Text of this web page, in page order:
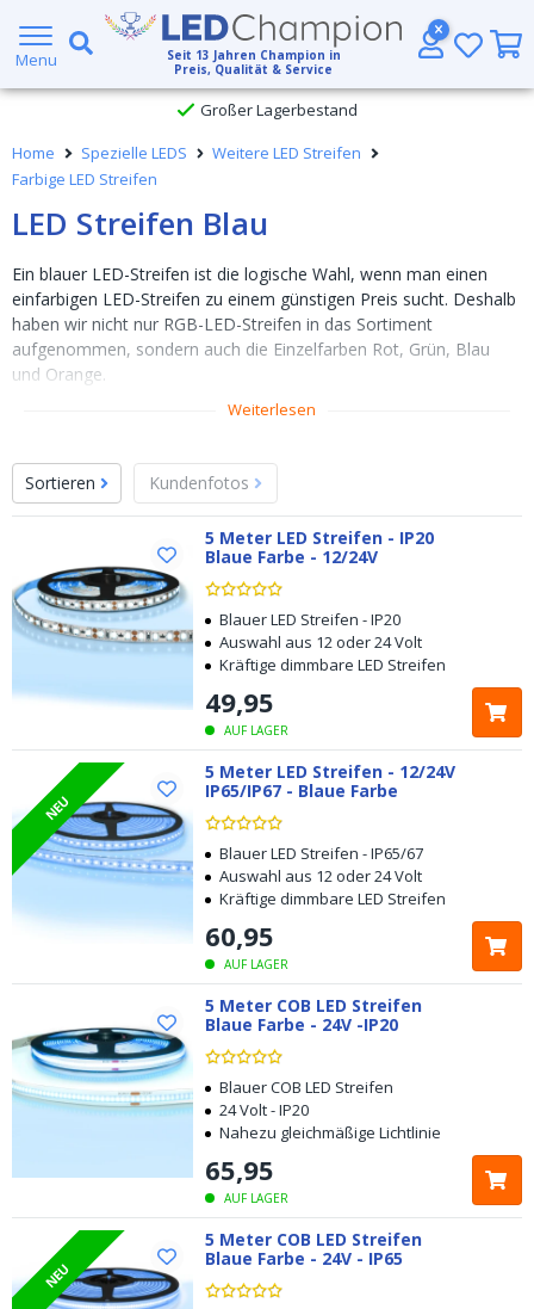
Menu Seit 13 Jahren Champion in
Preis, Qualität & Service
5 Jahre Garantie
Großer Lagerbestand
Kostenloser Versand ab € 49,- (DHL)
Heute bestellt, am selben Tag verschickt
Home Spezielle LEDS
Weitere LED Streifen
Farbige LED Streifen
LED Streifen Blau
Ein blauer LED-Streifen ist die logische Wahl, wenn man einen
einfarbigen LED-Streifen zu einem günstigen Preis sucht. Deshalb
haben wir nicht nur RGB-LED-Streifen in das Sortiment
aufgenommen, sondern auch die Einzelfarben Rot, Grün, Blau
und Orange.
Wahlweise mit 2835 SMD- oder COB-LEDs
Weiterlesen
Sortieren Kundenfotos
5 Meter LED Streifen - IP20
Blaue Farbe - 12/24V
AUF LAGER
49,95
Blauer LED Streifen - IP20
Auswahl aus 12 oder 24 Volt
Kräftige dimmbare LED Streifen
NEU
5 Meter LED Streifen - 12/24V
IP65/IP67 - Blaue Farbe
AUF LAGER
60,95
Blauer LED Streifen - IP65/67
Auswahl aus 12 oder 24 Volt
Kräftige dimmbare LED Streifen
5 Meter COB LED Streifen
Blaue Farbe - 24V -IP20
AUF LAGER
65,95
Blauer COB LED Streifen
24 Volt - IP20
Nahezu gleichmäßige Lichtlinie
NEU
5 Meter COB LED Streifen
Blaue Farbe - 24V - IP65
KostenloserVersand ab € 49,-